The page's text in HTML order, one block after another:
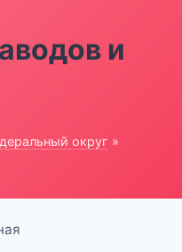
и
округ »